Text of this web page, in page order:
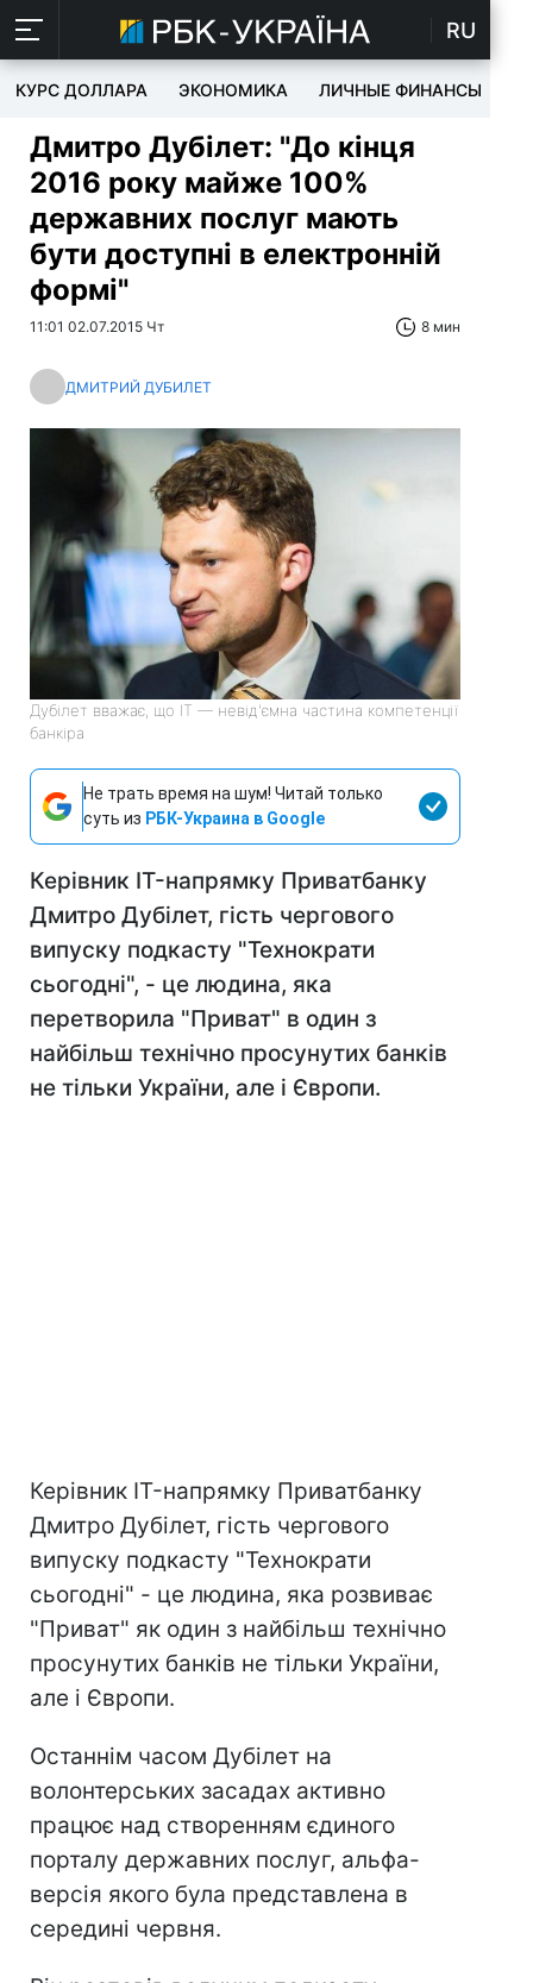
RU
КУРС ДОЛЛАРА ЭКОНОМИКА ЛИЧНЫЕ ФИНАНСЫ
Дмитро Дубілет: "До кінця
2016 року майже 100%
державних послуг мають
бути доступні в електронній
формі"
11:01 02.07.2015 Чт 8 мин
ДМИТРИЙ ДУБИЛЕТ
Дубілет вважає, що IT — невід'ємна частина компетенції
банкіра
Не трать время на шум! Читай только
суть из РБК-Украина в Google
Керівник IT-напрямку Приватбанку
Дмитро Дубілет, гість чергового
випуску подкасту "Технократи
сьогодні", - це людина, яка
перетворила "Приват" в один з
найбільш технічно просунутих банків
не тільки України, але і Європи.
Керівник IT-напрямку Приватбанку
Дмитро Дубілет, гість чергового
випуску подкасту "Технократи
сьогодні" - це людина, яка розвиває
"Приват" як один з найбільш технічно
просунутих банків не тільки України,
але і Європи.
Останнім часом Дубілет на
волонтерських засадах активно
працює над створенням єдиного
порталу державних послуг, альфа-
версія якого була представлена в
середині червня.